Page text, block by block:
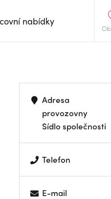
nabídky
Adresa
provozovny
Sídlo společnosti
Telefon
E-mail